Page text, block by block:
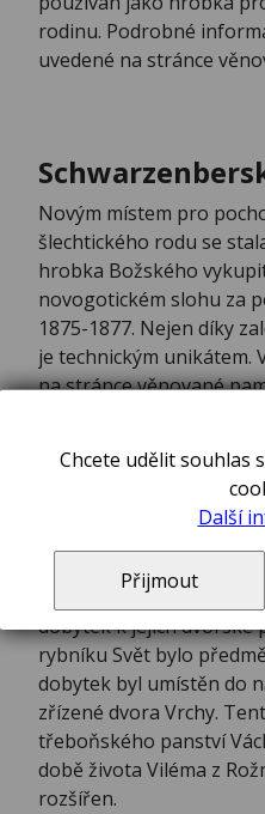
rodinu. Podrobné
uvedené na stránce
Novým místem pro
šlechtického rodu se
hrobka Božského
novogotickém slohu za
1875-1877. Nejen díky
je technickým unikátem.
na stránce věnované
třeboňské panství
svinenském předměstí
dobytek k jejich dvorské
rybníku Svět bylo
dobytek byl umístěn do
zřízené dvora Vrchy.
třeboňského panství
době života Viléma z
rozšířen.
Chcete udělit souhlas
Další
Přijmout